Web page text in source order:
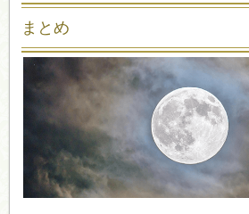
まとめ